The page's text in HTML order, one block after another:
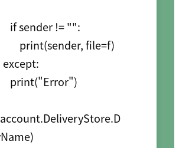
if sender != "":
print(sender, file=f)
except:
print("Error")